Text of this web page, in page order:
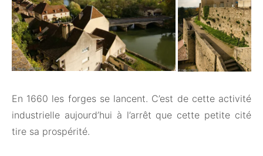
En 1660 les forges se lancent. C’est de cette activité
industrielle aujourd’hui à l’arrêt que cette petite cité
tire sa prospérité.